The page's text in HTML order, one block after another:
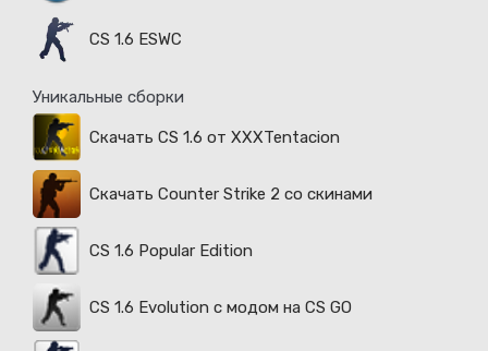
CS 1.6 ESWC
Уникальные сборки
Скачать CS 1.6 от XXXTentacion
Скачать Counter Strike 2 со скинами
CS 1.6 Popular Edition
CS 1.6 Evolution с модом на CS GO